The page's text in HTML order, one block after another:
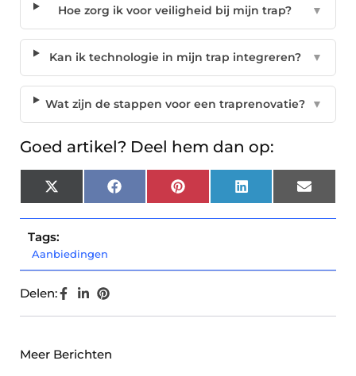
Hoe zorg ik voor veiligheid bij mijn trap? ▼
Kan ik technologie in mijn trap integreren? ▼
Wat zijn de stappen voor een traprenovatie? ▼
Goed artikel? Deel hem dan op:
X
(Twitter)
Facebook Pinterest LinkedIn Email
Tags:
Aanbiedingen
Delen:
Meer Berichten